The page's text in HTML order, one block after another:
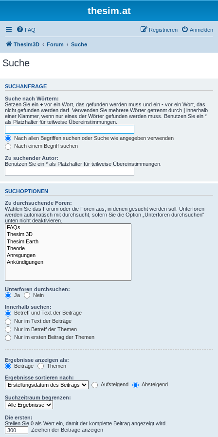
thesim.at
FAQ Anmelden
Registrieren
Thesim3D Forum Suche
Suche
SUCHANFRAGE
Suche nach Wörtern:
Setzen Sie ein + vor ein Wort, das gefunden werden muss und ein - vor ein Wort, das
nicht gefunden werden darf. Verwenden Sie mehrere Wörter getrennt durch | innerhalb
einer Klammer, wenn nur eines der Wörter gefunden werden muss. Benutzen Sie ein *
als Platzhalter für teilweise Übereinstimmungen.
Nach allen Begriffen suchen oder Suche wie angegeben verwenden
Nach einem Begriff suchen
Zu suchender Autor:
Benutzen Sie ein * als Platzhalter für teilweise Übereinstimmungen.
SUCHOPTIONEN
Zu durchsuchende Foren:
Wählen Sie das Forum oder die Foren aus, in denen gesucht werden soll. Unterforen
werden automatisch mit durchsucht, sofern Sie die Option „Unterforen durchsuchen“
unten nicht deaktivieren.
Unterforen durchsuchen:
Ja
Nein
Innerhalb suchen:
Betreff und Text der Beiträge
Nur im Text der Beiträge
Nur im Betreff der Themen
Nur im ersten Beitrag der Themen
Ergebnisse anzeigen als:
Beiträge
Themen
Ergebnisse sortieren nach:
Aufsteigend
Absteigend
Suchzeitraum begrenzen:
Die ersten:
Stellen Sie 0 als Wert ein, damit der komplette Beitrag angezeigt wird.
Zeichen der Beiträge anzeigen